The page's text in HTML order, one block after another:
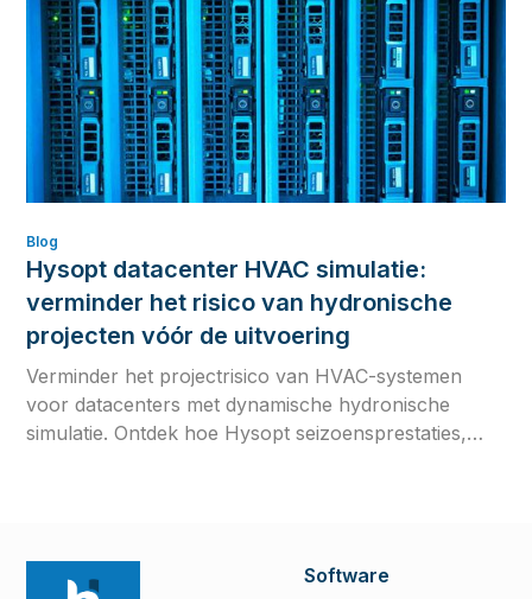
Blog
Hysopt datacenter HVAC simulatie:
verminder het risico van hydronische
projecten vóór de uitvoering
Verminder het projectrisico van HVAC-systemen
voor datacenters met dynamische hydronische
simulatie. Ontdek hoe Hysopt seizoensprestaties,
Software